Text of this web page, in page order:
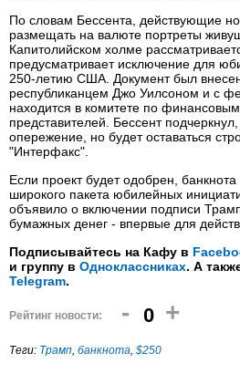
По словам Бессента, действующие
размещать на валюте портреты
Капитолийском холме
предусматривает исключение для
250‑летию США. Документ был
республиканцем Джо Уилсоном и с
находится в комитете по
представителей. Бессент
опережение, но будет оставаться
"Интерфакс".
Если проект будет одобрен,
широкого пакета юбилейных
объявило о включении подписи
бумажных денег - впервые для
Подписывайтесь на Кафу в
и группу в Одноклассниках. А
Telegram.
Рейтинг новости: - 0 +
Теги: Трамп, банкнота, $250